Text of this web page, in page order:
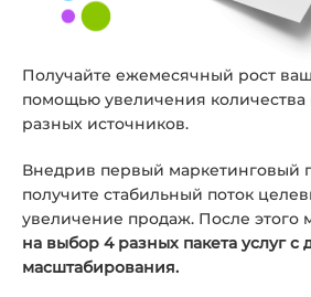
Получайте ежемесячный рост
помощью увеличения количества
разных источников.
Внедрив первый маркетинговый
получите стабильный поток
увеличение продаж. После этого
на выбор 4 разных пакета услуг с
масштабирования.